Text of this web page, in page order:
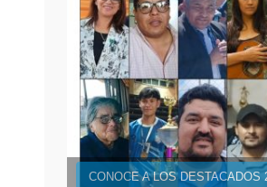
CONOCE A LOS DESTACADOS